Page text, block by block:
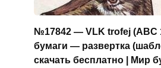
№17842 — VLK trofej (ABC
бумаги — развертка
скачать бесплатно | Мир